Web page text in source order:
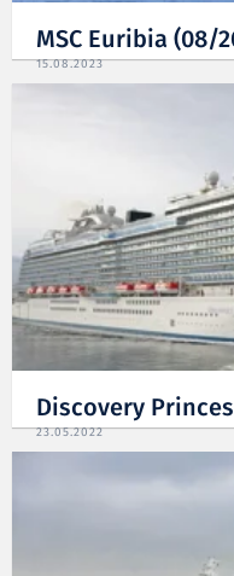
MSC Euribia (08/
15.08.2023
Discovery
23.05.2022